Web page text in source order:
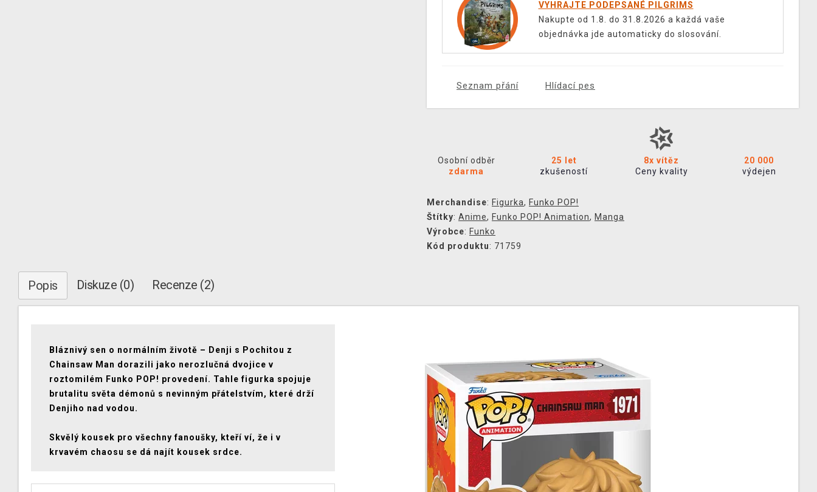
VYHRAJTE PODEPSANÉ PILGRIMS
Nakupte od 1.8. do 31.8.2026 a každá vaše
objednávka jde automaticky do slosování.
Seznam přání Hlídací pes
Osobní odběr
zdarma
25 let
zkušeností
8x vítěz
Ceny kvality
20 000
výdejen
Merchandise: Figurka, Funko POP!
Štítky: Anime, Funko POP! Animation, Manga
Výrobce: Funko
Kód produktu: 71759
Popis Diskuze (0) Recenze (2)
Bláznivý sen o normálním životě – Denji s Pochitou z
Chainsaw Man dorazili jako nerozlučná dvojice v
roztomilém Funko POP! provedení. Tahle figurka spojuje
brutalitu světa démonů s nevinným přátelstvím, které drží
Denjiho nad vodou.
Skvělý kousek pro všechny fanoušky, kteří ví, že i v
krvavém chaosu se dá najít kousek srdce.